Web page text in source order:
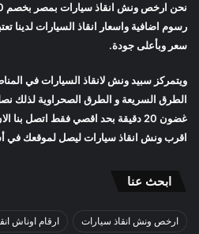
نحن ارخص ونش انقاذ سيارات
رسوم اضافية واسعار انقاذ السياراتلدينا
سعر وبأعلى جودة.
ويتمركز سبيد ونش لانقاذ السيارات في
الطرق السريعة و الطرق الصحراوية
غضون 20 دقيقة بحد اقصي فقط اتصل
اقربونش انقاذ سياراتليصل لموقعك في
ابحث عنا
ارخص ونش انقاذ سيارات ارقام اوناش